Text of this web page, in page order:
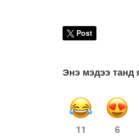
Post
Энэ мэдээ танд
11 6